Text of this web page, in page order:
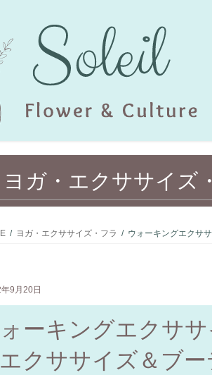
ヨガ・エクササイズ
ヨガ・エクササイズ・フラ ウォーキングエクサ
9月20日
ーキングエクサ
クササイズ＆ブ